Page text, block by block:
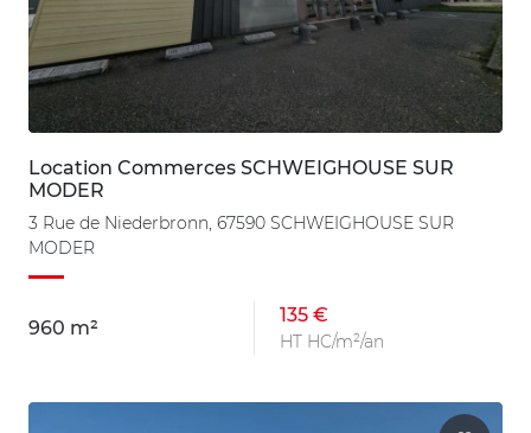
Location Commerces SCHWEIGHOUSE SUR
MODER
3 Rue de Niederbronn, 67590 SCHWEIGHOUSE SUR
MODER
960 m²
135 €
HT HC/m²/an